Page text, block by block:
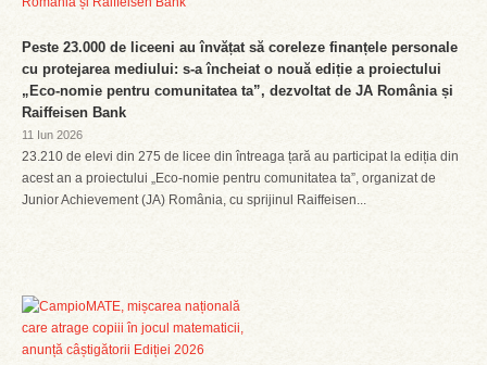
Peste 23.000 de liceeni au învățat să coreleze finanțele personale
cu protejarea mediului: s-a încheiat o nouă ediție a proiectului
„Eco-nomie pentru comunitatea ta”, dezvoltat de JA România și
Raiffeisen Bank
11 Iun 2026
23.210 de elevi din 275 de licee din întreaga țară au participat la ediția din
acest an a proiectului „Eco-nomie pentru comunitatea ta”, organizat de
Junior Achievement (JA) România, cu sprijinul Raiffeisen...